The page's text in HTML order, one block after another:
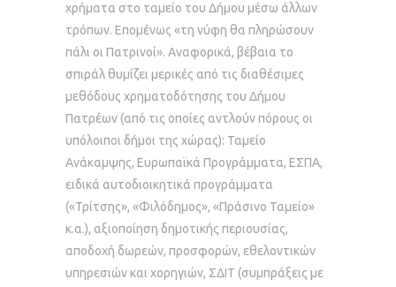
χρήματα στο ταμείο του Δήμου μέσω άλλων
τρόπων. Επομένως «τη νύφη θα πληρώσουν
πάλι οι Πατρινοί». Αναφορικά, βέβαια το
σπιράλ θυμίζει μερικές από τις διαθέσιμες
μεθόδους χρηματοδότησης του Δήμου
Πατρέων (από τις οποίες αντλούν πόρους οι
υπόλοιποι δήμοι της χώρας): Ταμείο
Ανάκαμψης, Ευρωπαϊκά Προγράμματα, ΕΣΠΑ,
ειδικά αυτοδιοικητικά προγράμματα
(«Τρίτσης», «Φιλόδημος», «Πράσινο Ταμείο»
κ.α.), αξιοποίηση δημοτικής περιουσίας,
αποδοχή δωρεών, προσφορών, εθελοντικών
υπηρεσιών και χορηγιών, ΣΔΙΤ (συμπράξεις με